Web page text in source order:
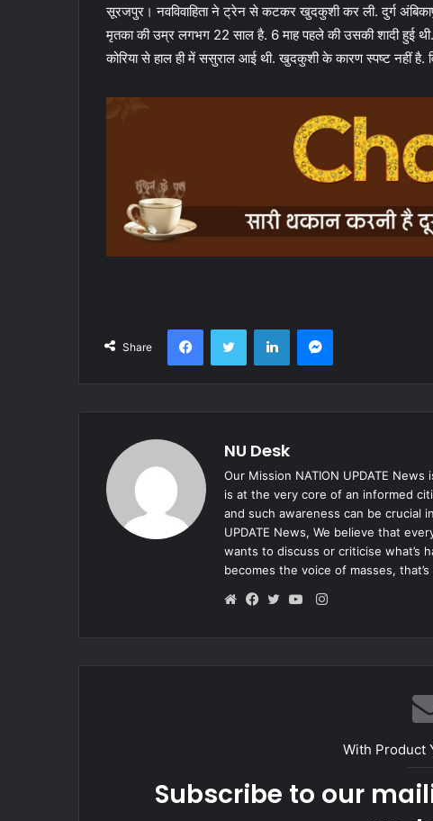
सूरजपुर। नवविवाहिता ने ट्रेन से कटकर खुदकुशी कर ली. दुर्ग
मृतका की उम्र लगभग 22 साल है. 6 माह पहले की उसकी शादी हुई
कोरिया से हाल ही में ससुराल आई थी. खुदकुशी के कारण स्पष्ट नहीं है.
Share
FacebookTwitter LinkedInMessenger
NU Desk
Our Mission NATION UPDATE
is at the very core of an informed
and such awareness can be crucial
UPDATE News, We believe that
wants to discuss or criticise what’s
becomes the voice of masses,
Instagram
With Product
Subscribe to our